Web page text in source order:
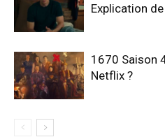
Explication
1670 Saison
Netflix ?